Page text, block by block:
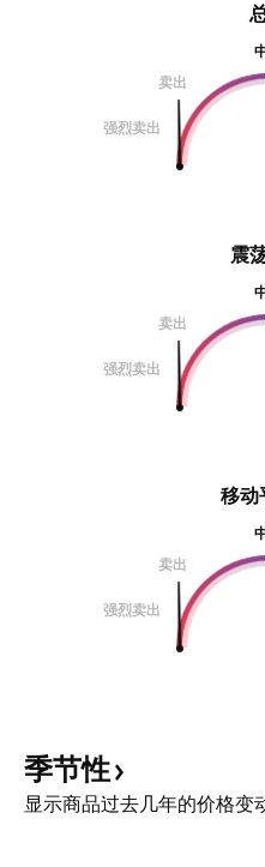
震
卖出
强烈卖出
卖出
强烈卖出
移动
卖出
强烈卖出
季节性
显示商品过去几年的价格变